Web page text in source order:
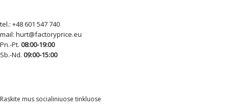
tel.: +48 601 547 740
mail: hurt@factoryprice.eu
Pn.-Pt. 08:00-19:00
Sb.-Nd. 09:00-15:00
Raskite mus socialiniuose tinkluose